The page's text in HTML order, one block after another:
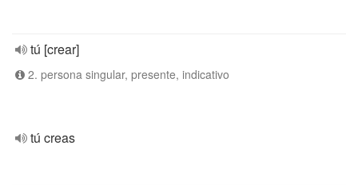
tú [crear]
2. persona singular, presente, indicativo
tú creas